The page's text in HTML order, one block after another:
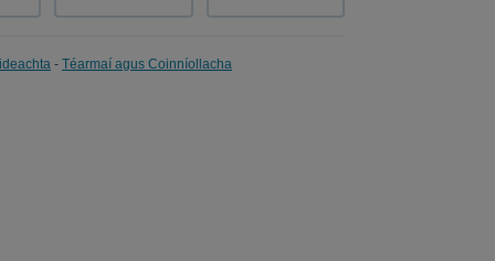
- Téarmaí agus Coinníollacha